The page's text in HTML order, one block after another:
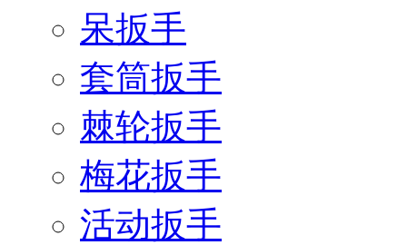
呆扳手
套筒扳手
棘轮扳手
梅花扳手
活动扳手